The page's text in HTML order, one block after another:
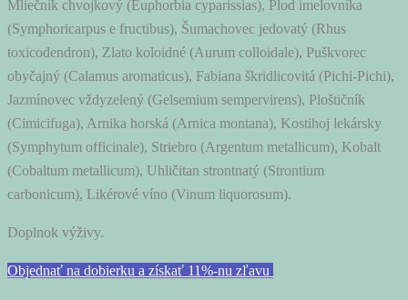
Mliečnik chvojkový (Euphorbia cyparissias), Plod imelovníka
(Symphoricarpus e fructibus), Šumachovec jedovatý (Rhus
toxicodendron), Zlato koloidné (Aurum colloidale), Puškvorec
obyčajný (Calamus aromaticus), Fabiana škridlicovitá (Pichi-Pichi),
Jazmínovec vždyzelený (Gelsemium sempervirens), Ploštičník
(Cimicifuga), Arnika horská (Arnica montana), Kostihoj lekársky
(Symphytum officinale), Striebro (Argentum metallicum), Kobalt
(Cobaltum metallicum), Uhličitan strontnatý (Strontium
carbonicum), Likérové víno (Vinum liquorosum).
Doplnok výživy.
Objednať na dobierku a získať 11%-nu zľavu